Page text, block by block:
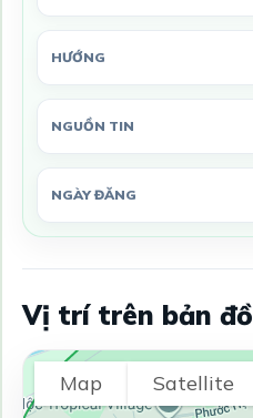
HƯỚNG
NGUỒN TIN
NGÀY ĐĂNG
Vị trí trên bản đồ
Map Satellite